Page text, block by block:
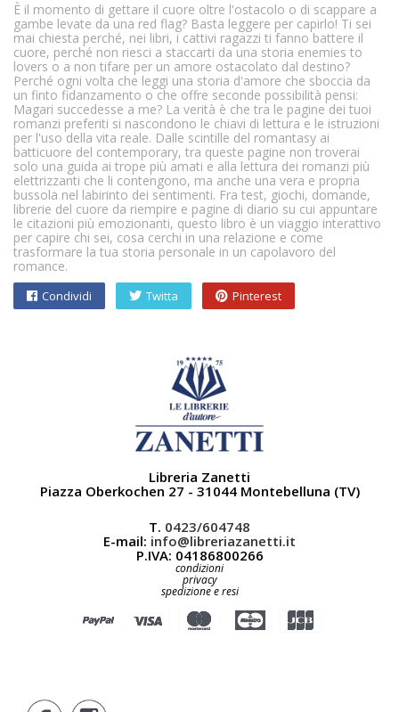
È il momento di gettare il cuore oltre l'ostacolo o di scappare a
gambe levate da una red flag? Basta leggere per capirlo! Ti sei
mai chiesta perché, nei libri, i cattivi ragazzi ti fanno battere il
cuore, perché non riesci a staccarti da una storia enemies to
lovers o a non tifare per un amore ostacolato dal destino?
Perché ogni volta che leggi una storia d'amore che sboccia da
un finto fidanzamento o che offre seconde possibilità pensi:
Magari succedesse a me? La verità è che tra le pagine dei tuoi
romanzi preferiti si nascondono le chiavi di lettura e le istruzioni
per l'uso della vita reale. Dalle scintille del romantasy ai
batticuore del contemporary, tra queste pagine non troverai
solo una guida ai trope più amati e alla lettura dei romanzi più
elettrizzanti che li contengono, ma anche una vera e propria
bussola nel labirinto dei sentimenti. Fra test, giochi, domande,
librerie del cuore da riempire e pagine di diario su cui appuntare
le citazioni più emozionanti, questo libro è un viaggio interattivo
per capire chi sei, cosa cerchi in una relazione e come
trasformare la tua storia personale in un capolavoro del
romance.
Condividi Twitta Pinterest
Libreria Zanetti
Piazza Oberkochen 27 - 31044 Montebelluna (TV)
T. 0423/604748
E-mail: info@libreriazanetti.it
P.IVA: 04186800266
condizioni
privacy
spedizione e resi